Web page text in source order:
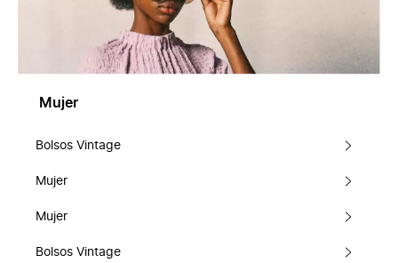
Mujer
Bolsos Vintage
Mujer
Mujer
Bolsos Vintage